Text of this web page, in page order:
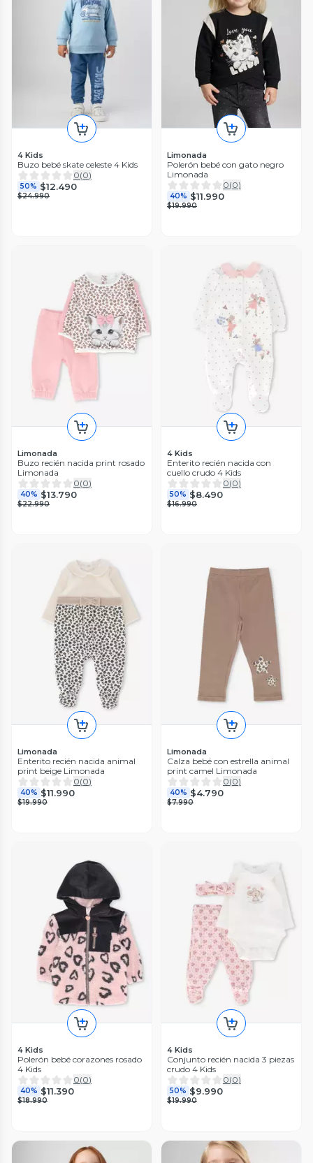
4 Kids
Buzo bebé skate celeste 4 Kids
0(0)
50% $12.490
$24.990
Limonada
Polerón bebé con gato negro
Limonada
0(0)
40% $11.990
$19.990
Limonada
Buzo recién nacida print rosado
Limonada
0(0)
40% $13.790
$22.990
4 Kids
Enterito recién nacida con
cuello crudo 4 Kids
0(0)
50% $8.490
$16.990
Limonada
Enterito recién nacida animal
print beige Limonada
0(0)
40% $11.990
$19.990
Limonada
Calza bebé con estrella animal
print camel Limonada
0(0)
40% $4.790
$7.990
4 Kids
Polerón bebé corazones rosado
4 Kids
0(0)
40% $11.390
$18.990
4 Kids
Conjunto recién nacida 3 piezas
crudo 4 Kids
0(0)
50% $9.990
$19.990